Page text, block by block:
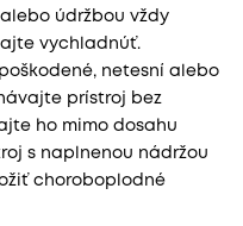
údržbou vždy
vychladnúť.
netesní alebo
prístroj bez
ho mimo dosahu
s naplnenou nádržou
choroboplodné